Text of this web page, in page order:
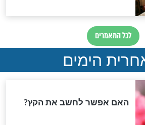
בקהל המתפללים נכח אדם